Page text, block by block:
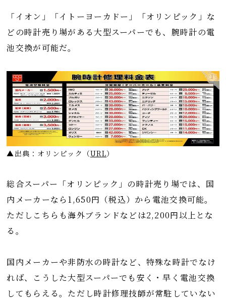
「イオン」「イトーヨーカドー」「オリンピック」な
どの時計売り場がある大型スーパーでも、腕時計の電
池交換が可能だ。
▲出典：オリンピック （URL）
総合スーパー「オリンピック」の時計売り場では、国
内メーカーなら1,650円（税込）から電池交換可能。
ただしこちらも海外ブランドなどは2,200円以上とな
る。
国内メーカーや非防水の時計など、特殊な時計でなけ
れば、こうした大型スーパーでも安く・早く電池交換
してもらえる。ただし時計修理技師が常駐していない